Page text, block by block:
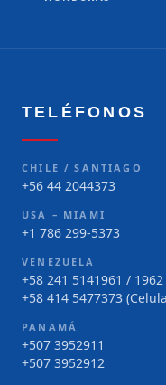
TELÉFONOS
CHILE / SANTIAGO
+56 44 2044373
USA – MIAMI
+1 786 299-5373
VENEZUELA
+58 241 5141961 / 1962
+58 414 5477373
PANAMÁ
+507 3952911
+507 3952912